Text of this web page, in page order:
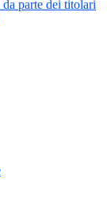
parte dei titolari